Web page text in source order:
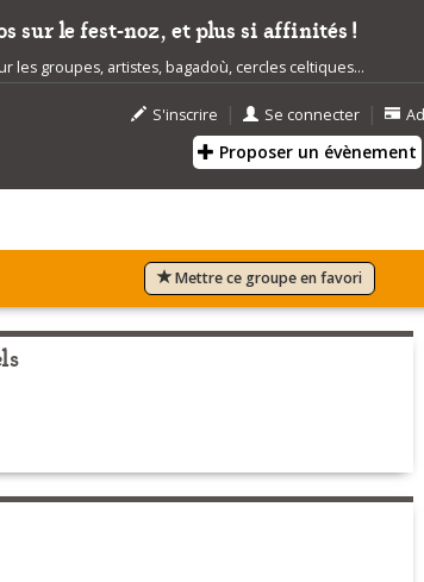
sur le fest-noz, et plus si affinités !
les groupes, artistes, bagadoù, cercles celtiques...
S'inscrire | Se connecter |
Proposer un évènement
Mettre ce groupe en favori